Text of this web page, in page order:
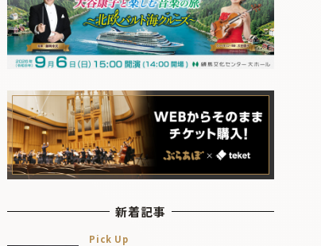
新着記事
Pick Up